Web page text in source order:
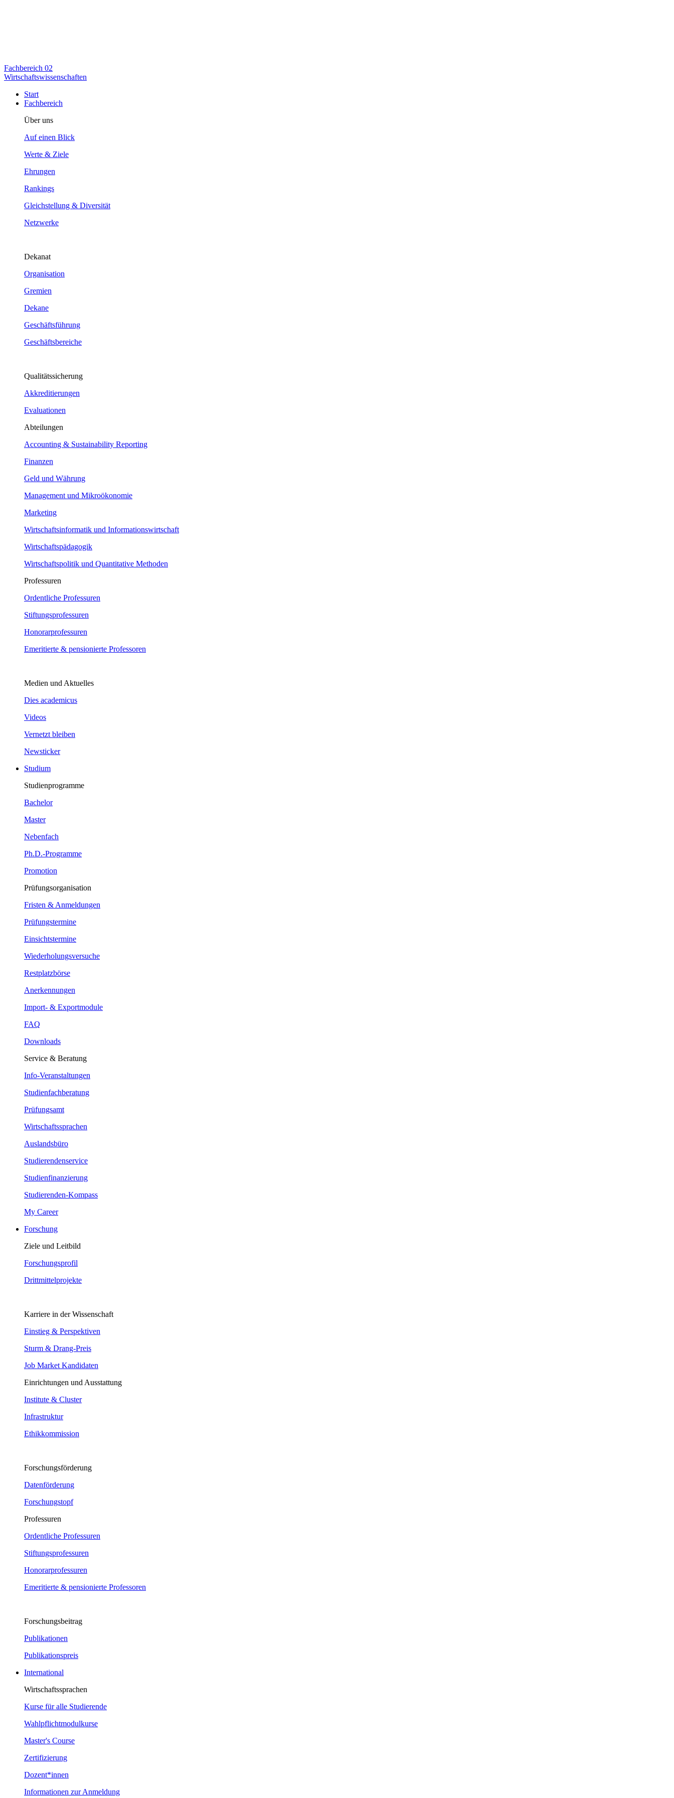
Fachbereich 02
Wirtschaftswissenschaften
Start
Fachbereich
Über uns
Auf einen Blick
Werte & Ziele
Ehrungen
Rankings
Gleichstellung & Diversität
Netzwerke
Dekanat
Organisation
Gremien
Dekane
Geschäftsführung
Geschäftsbereiche
Qualitätssicherung
Akkreditierungen
Evaluationen
Abteilungen
Accounting & Sustainability Reporting
Finanzen
Geld und Währung
Management und Mikroökonomie
Marketing
Wirtschaftsinformatik und Informationswirtschaft
Wirtschaftspädagogik
Wirtschaftspolitik und Quantitative Methoden
Professuren
Ordentliche Professuren
Stiftungsprofessuren
Honorarprofessuren
Emeritierte & pensionierte Professoren
Medien und Aktuelles
Dies academicus
Videos
Vernetzt bleiben
Newsticker
Studium
Studienprogramme
Bachelor
Master
Nebenfach
Ph.D.-Programme
Promotion
Prüfungsorganisation
Fristen & Anmeldungen
Prüfungstermine
Einsichtstermine
Wiederholungsversuche
Restplatzbörse
Anerkennungen
Import- & Exportmodule
FAQ
Downloads
Service & Beratung
Info-Veranstaltungen
Studienfachberatung
Prüfungsamt
Wirtschaftssprachen
Auslandsbüro
Studierendenservice
Studienfinanzierung
Studierenden-Kompass
My Career
Forschung
Ziele und Leitbild
Forschungsprofil
Drittmittelprojekte
Karriere in der Wissenschaft
Einstieg & Perspektiven
Sturm & Drang-Preis
Job Market Kandidaten
Einrichtungen und Ausstattung
Institute & Cluster
Infrastruktur
Ethikkommission
Forschungsförderung
Datenförderung
Forschungstopf
Professuren
Ordentliche Professuren
Stiftungsprofessuren
Honorarprofessuren
Emeritierte & pensionierte Professoren
Forschungsbeitrag
Publikationen
Publikationspreis
International
Wirtschaftssprachen
Kurse für alle Studierende
Wahlpflichtmodulkurse
Master's Course
Zertifizierung
Dozent*innen
Informationen zur Anmeldung